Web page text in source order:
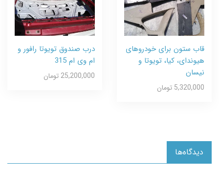
قاب ستون برای خودروهای
هیوندای، کیا، تویوتا و
نیسان
5,320,000 تومان
درب صندوق تویوتا رافور و
ام وی ام 315
25,200,000 تومان
دیدگاه‌ها